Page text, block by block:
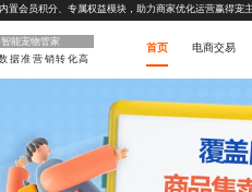
置会员积分、专属权益模块，助力商家优化运营赢得宠
智能宠物管家
据准营销转化高
首页 电商交易